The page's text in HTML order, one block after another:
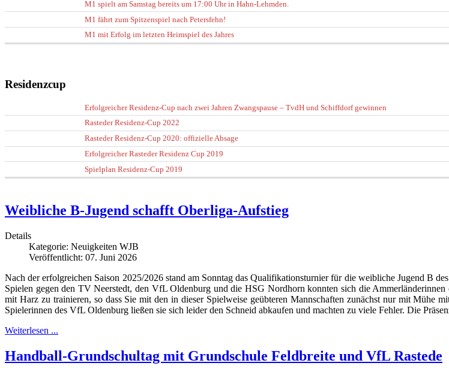
M1 spielt am Samstag bereits um 17:00 Uhr in Hahn-Lehmden.
M1 fährt zum Spitzenspiel nach Petersfehn!
M1 mit Erfolg im letzten Heimspiel des Jahres
Residenzcup
Erfolgreicher Residenz-Cup nach zwei Jahren Zwangspause – TvdH und Schiffdorf gewinnen
Rasteder Residenz-Cup 2022
Rasteder Residenz-Cup 2020: offizielle Absage
Erfolgreicher Rasteder Residenz Cup 2019
Spielplan Residenz-Cup 2019
Weibliche B-Jugend schafft Oberliga-Aufstieg
Details
Kategorie: Neuigkeiten WJB
Veröffentlicht: 07. Juni 2026
Nach der erfolgreichen Saison 2025/2026 stand am Sonntag das Qualifikationsturnier für die weibliche Jugend B
Spielen gegen den TV Neerstedt, den VfL Oldenburg und die HSG Nordhorn konnten sich die
mit Harz zu trainieren, so dass Sie mit den in dieser Spielweise geübteren Mannschaften zunächst nur mit Mühe
Spielerinnen des VfL Oldenburg ließen sie sich leider den Schneid abkaufen und machten zu viele Fehler. Die
Weiterlesen ...
Handball-Grundschultag mit Grundschule Feldbreite und VfL Rastede